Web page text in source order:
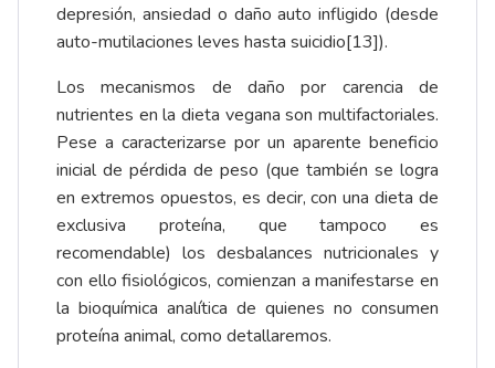
depresión, ansiedad o daño auto infligido (desde
auto-mutilaciones leves hasta suicidio[13]).
Los mecanismos de daño por carencia de
nutrientes en la dieta vegana son multifactoriales.
Pese a caracterizarse por un aparente beneficio
inicial de pérdida de peso (que también se logra
en extremos opuestos, es decir, con una dieta de
exclusiva proteína, que tampoco es
recomendable) los desbalances nutricionales y
con ello fisiológicos, comienzan a manifestarse en
la bioquímica analítica de quienes no consumen
proteína animal, como detallaremos.